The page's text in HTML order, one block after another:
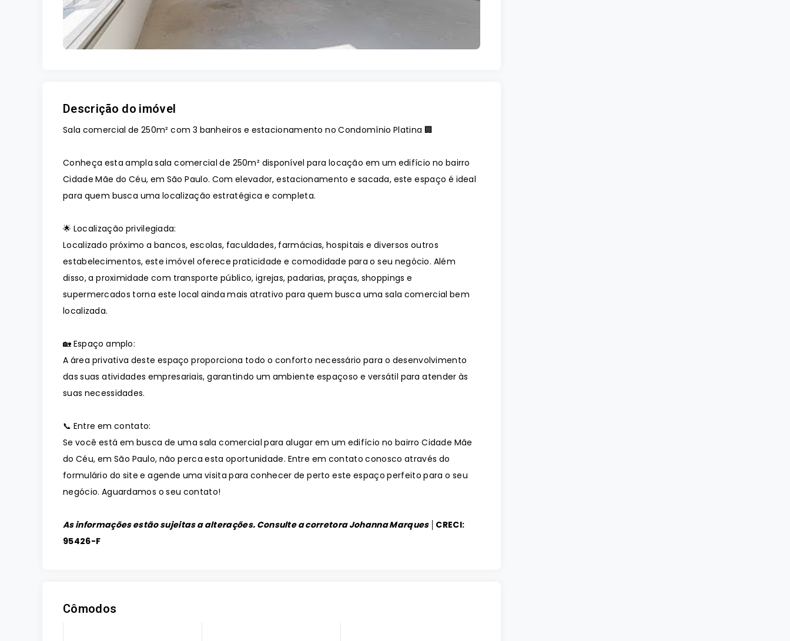
Descrição do imóvel
Sala comercial de 250m² com 3 banheiros e estacionamento no Condomínio Platina 🏢
Conheça esta ampla sala comercial de 250m² disponível para locação em um edifício no bairro
Cidade Mãe do Céu, em São Paulo. Com elevador, estacionamento e sacada, este espaço é ideal
para quem busca uma localização estratégica e completa.
🌟 Localização privilegiada:
Localizado próximo a bancos, escolas, faculdades, farmácias, hospitais e diversos outros
estabelecimentos, este imóvel oferece praticidade e comodidade para o seu negócio. Além
disso, a proximidade com transporte público, igrejas, padarias, praças, shoppings e
supermercados torna este local ainda mais atrativo para quem busca uma sala comercial bem
localizada.
🏡 Espaço amplo:
A área privativa deste espaço proporciona todo o conforto necessário para o desenvolvimento
das suas atividades empresariais, garantindo um ambiente espaçoso e versátil para atender às
suas necessidades.
📞 Entre em contato:
Se você está em busca de uma sala comercial para alugar em um edifício no bairro Cidade Mãe
do Céu, em São Paulo, não perca esta oportunidade. Entre em contato conosco através do
formulário do site e agende uma visita para conhecer de perto este espaço perfeito para o seu
negócio. Aguardamos o seu contato!
As informações estão sujeitas a alterações. Consulte a corretora Johanna Marques │ CRECI:
95426-F
Cômodos